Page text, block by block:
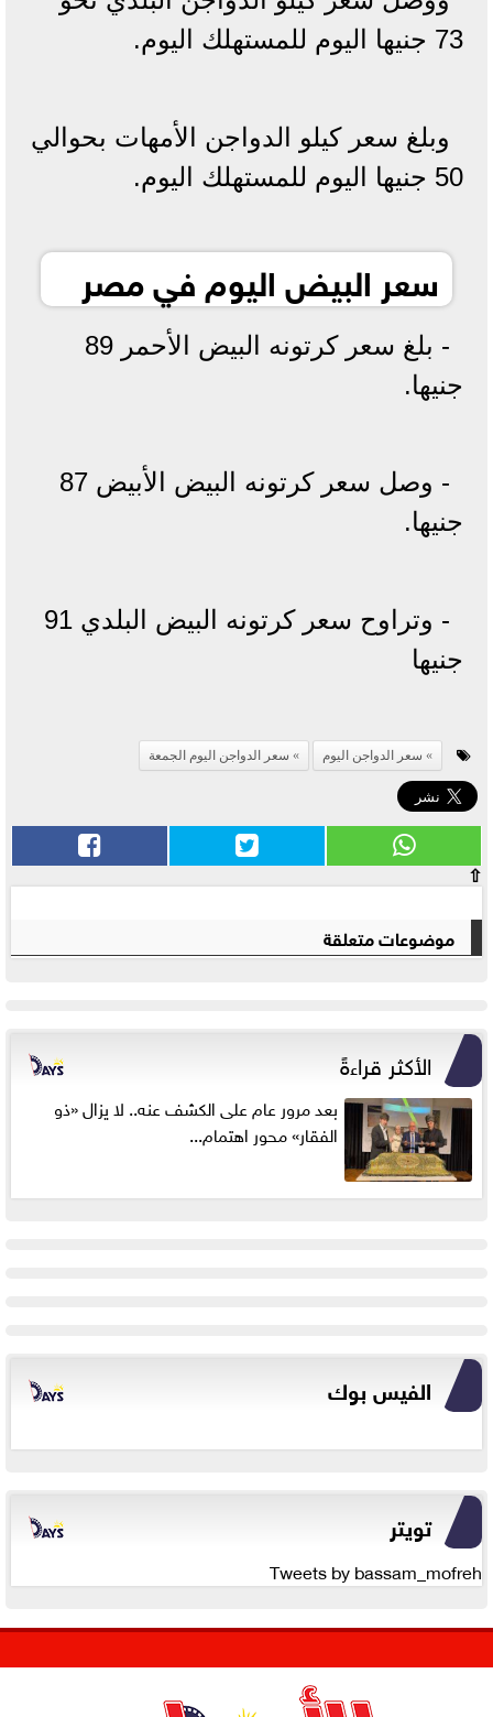
73 جنيها اليوم للمستهلك اليوم.
وبلغ سعر كيلو الدواجن الأمهات بحوالي
50 جنيها اليوم للمستهلك اليوم.
سعر البيض اليوم في مصر
- بلغ سعر كرتونه البيض الأحمر 89
جنيها.
- وصل سعر كرتونه البيض الأبيض 87
جنيها.
- وتراوح سعر كرتونه البيض البلدي 91
جنيها
سعر الدواجن اليوم سعر الدواجن اليوم الجمعة
⇧
موضوعات متعلقة
الأكثر قراءةً
بعد مرور عام على الكشف عنه.. لا يزال «ذو
الفقار» محور اهتمام...
الفيس بوك
تويتر
Tweets by bassam_mofreh